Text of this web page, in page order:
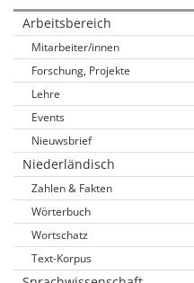
Arbeitsbereich
Mitarbeiter/innen
Forschung, Projekte
Lehre
Events
Nieuwsbrief
Niederländisch
Zahlen & Fakten
Wörterbuch
Wortschatz
Text-Korpus